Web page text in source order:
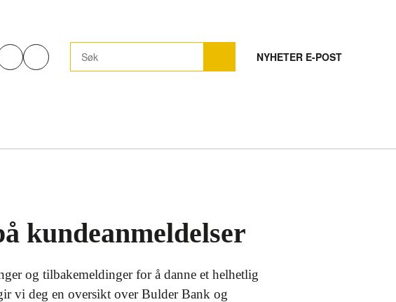
NYHETER E-POST
kundeanmeldelser
og tilbakemeldinger for å danne et helhetlig
vi deg en oversikt over Bulder Bank og